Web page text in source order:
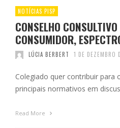
NOTÍCIAS PISP
CONSELHO
CONSUMIDOR,
LÚCIA BERBERT 1 DE DEZEMBRO
Colegiado quer contribuir para
principais normativos em
Read More